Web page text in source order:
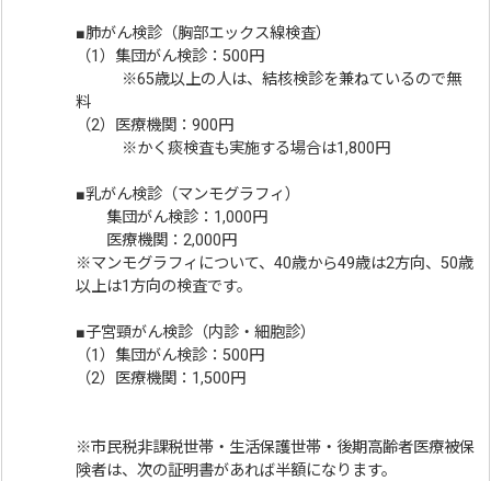
■肺がん検診（胸部エックス線検査）
（1）集団がん検診：500円
※65歳以上の人は、結核検診を兼ねているので無
料
（2）医療機関：900円
※かく痰検査も実施する場合は1,800円
■乳がん検診（マンモグラフィ）
集団がん検診：1,000円
医療機関：2,000円
※マンモグラフィについて、40歳から49歳は2方向、50歳
以上は1方向の検査です。
■子宮頸がん検診（内診・細胞診）
（1）集団がん検診：500円
（2）医療機関：1,500円
※市民税非課税世帯・生活保護世帯・後期高齢者医療被保
険者は、次の証明書があれば半額になります。